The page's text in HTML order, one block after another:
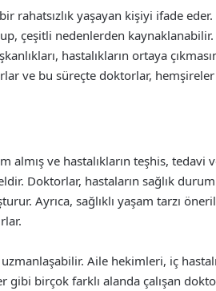
rahatsızlık yaşayan kişiyi ifade
çeşitli nedenlerden
hastalıkların ortaya
ve bu süreçte doktorlar,
almış ve hastalıkların teşhis, tedavi
Doktorlar, hastaların sağlık
Ayrıca, sağlıklı yaşam tarzı
Aile hekimleri, iç
gibi birçok farklı alanda çalışan